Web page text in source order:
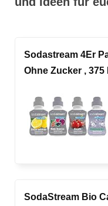
Sodastream 4Er
Ohne Zucker , 375
SodaStream Bio